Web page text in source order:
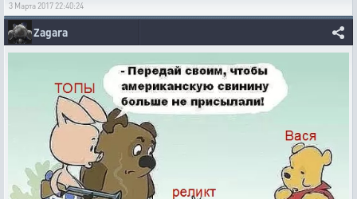
3 Марта 2017 22:40:24
Zagara